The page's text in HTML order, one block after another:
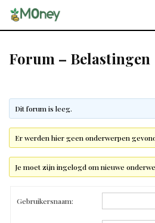
Forum – Belastingen
Dit forum is leeg.
Er werden hier geen onderwerpen
Je moet zijn ingelogd om nieuwe
Gebruikersnaam: